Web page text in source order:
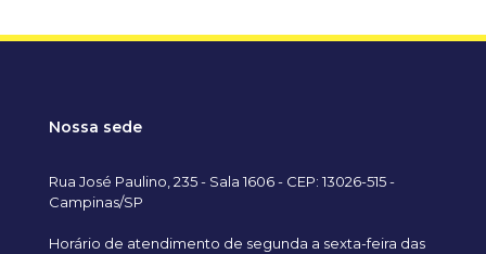
Nossa sede
Rua José Paulino, 235 - Sala 1606 - CEP: 13026-515 -
Campinas/SP
Horário de atendimento de segunda a sexta-feira das